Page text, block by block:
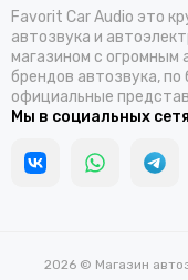
Favorit Car Audio это
автозвука и
магазином с огромным
брендов автозвука,
официальные
Мы в социальных
2026 © Магазин